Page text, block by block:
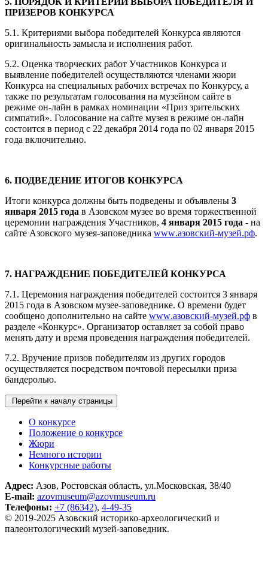
ПРИЗЕРОВ КОНКУРСА
5.1. Критериями выбора победителей Конкурса являются
оригинальность замысла и исполнения работ.
5.2. Оценка творческих работ Участников Конкурса и
выявление победителей осуществляются членами жюри
Конкурса на специальных рабочих встречах по Конкурсу, а
также по результатам голосования на музейном сайте в
режиме он-лайн в рамках номинации «Приз зрительских
симпатий». Голосование на сайте музея в режиме он-лайн
состоится в период с 22 декабря 2014 года по 02 января 2015
года включительно.
6. ПОДВЕДЕНИЕ ИТОГОВ КОНКУРСА
Итоги конкурса должны быть подведены и объявлены 3
января 2015 года в Азовском музее во время торжественной
церемонии награждения Участников, 4 января 2015 года - на
сайте Азовского музея-заповедника www.азовский-музей.рф.
7. НАГРАЖДЕНИЕ ПОБЕДИТЕЛЕЙ КОНКУРСА
7.1. Церемония награждения победителей состоится 3 января
2015 года в Азовском музее-заповеднике. О времени будет
сообщено дополнительно на сайте www.азовский-музей.рф в
разделе «Конкурс». Организатор оставляет за собой право
менять дату и время проведения награждения победителей.
7.2. Вручение призов победителям из других городов
осуществляется посредством почтовой пересылки приза
бандеролью.
Перейти к началу страницы
О конкурсе
Положение о конкурсе
Жюри
Немного истории
Конкурсные работы
Адрес: Азов, Ростовская область, ул.Московская, 38/40
E-mail: azovmuseum@azovmuseum.ru
Телефоны: +7 (86342), 4-49-35
© 2019-2025 Азовский историко‑археологический и
палеонтологический музей‑заповедник.